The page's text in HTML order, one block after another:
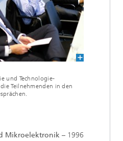
und Technologie-
Teilnehmenden in den
Mikroelektronik – 1996